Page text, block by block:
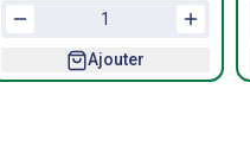
Ajouter